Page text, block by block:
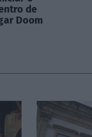
de
Doom